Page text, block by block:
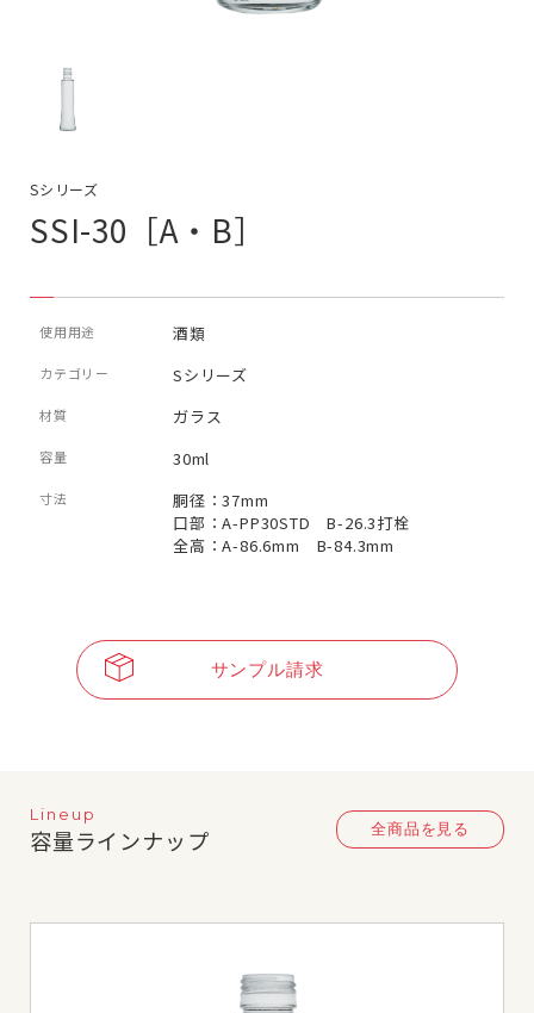
Sシリーズ
SSI-30［A・B］
使用用途 酒類
カテゴリー Sシリーズ
材質 ガラス
容量 30ml
寸法
胴径：37mm
口部：A-PP30STD B-26.3打栓
全高：A-86.6mm B-84.3mm
サンプル請求
Lineup
容量ラインナップ 全商品を見る